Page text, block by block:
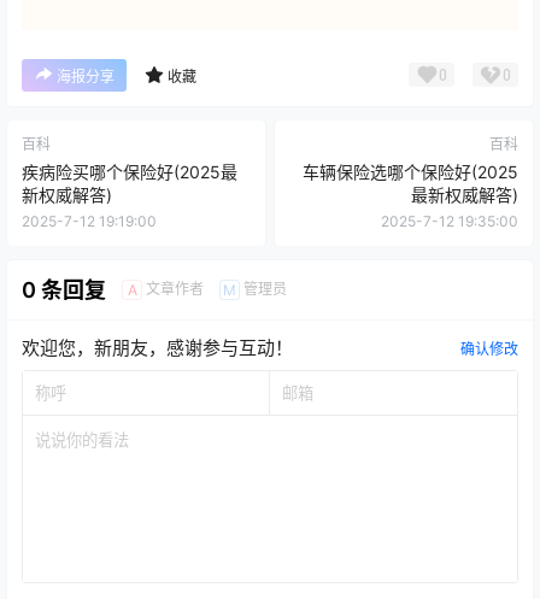
海报分享 收藏 0 0
百科
疾病险买哪个保险好(2025最
新权威解答)
2025-7-12 19:19:00
百科
车辆保险选哪个保险好(2025
最新权威解答)
2025-7-12 19:35:00
0 条回复 A 文章作者 M 管理员
欢迎您，新朋友，感谢参与互动！ 确认修改